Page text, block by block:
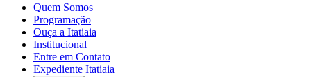
Quem Somos
Programação
Ouça a Itatiaia
Institucional
Entre em Contato
Expediente Itatiaia